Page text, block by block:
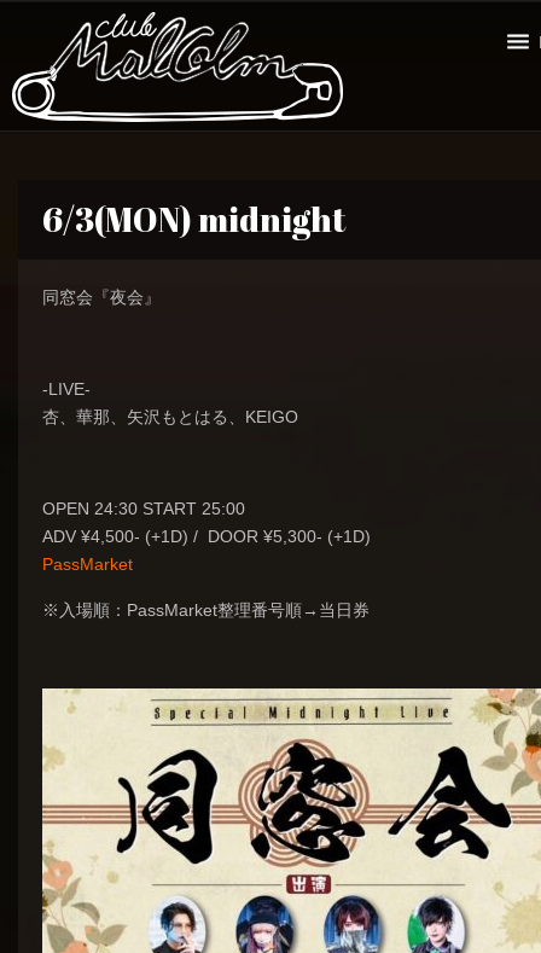
6/3(MON) midnight
同窓会『夜会』
-LIVE-
杏、華那、矢沢もとはる、KEIGO
OPEN 24:30 START 25:00
ADV ¥4,500- (+1D) / DOOR ¥5,300- (+1D)
PassMarket
※入場順： PassMarket整理番号順→当日券